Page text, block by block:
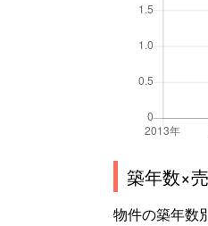
築年数×
物件の築年数